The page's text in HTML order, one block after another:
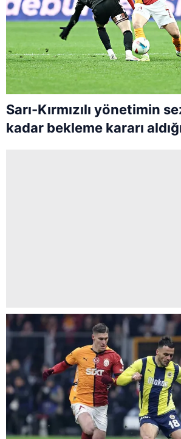
Sarı-Kırmızılı yönetimin
kadar bekleme kararı